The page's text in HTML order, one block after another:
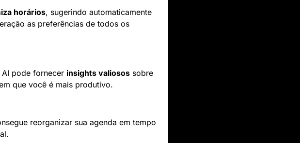
horários, sugerindo automaticamente
as preferências de todos os
pode fornecer insights valiosos sobre
que você é mais produtivo.
reorganizar sua agenda em tempo